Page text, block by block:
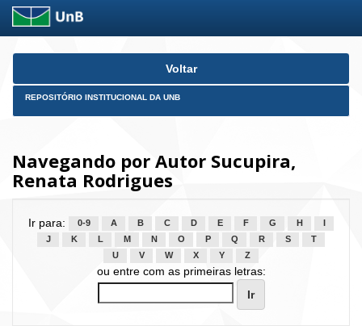
Skip
Voltar
REPOSITÓRIO INSTITUCIONAL DA UNB
Navegando por Autor Sucupira,
Renata Rodrigues
Ir para: 0-9 A B C D E F G H
J
K L M N O P Q R S
T
U
V W X Y Z
ou entre com as primeiras letras: